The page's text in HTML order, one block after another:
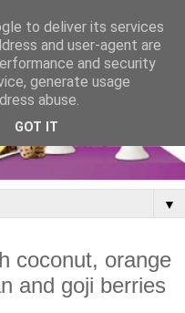
▼
coconut, orange
and goji berries
to deliver its services
and user-agent are
and security
generate usage
abuse.
GOT IT